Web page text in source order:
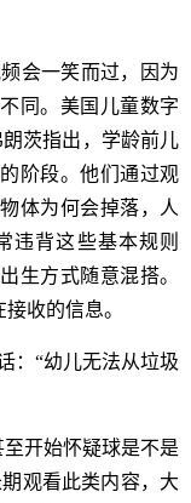
会一笑而过，因为
同。美国儿童数字
茨指出，学龄前儿
阶段。他们通过观
体为何会掉落，人
违背这些基本规则
生方式随意混搭。
收的信息。
：“幼儿无法从垃圾
开始怀疑球是不是
观看此类内容，大